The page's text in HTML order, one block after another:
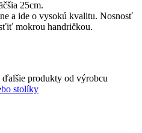
25cm.
a ide o vysokú kvalitu. Nosnosť
mokrou handričkou.
produkty od výrobcu
stolíky